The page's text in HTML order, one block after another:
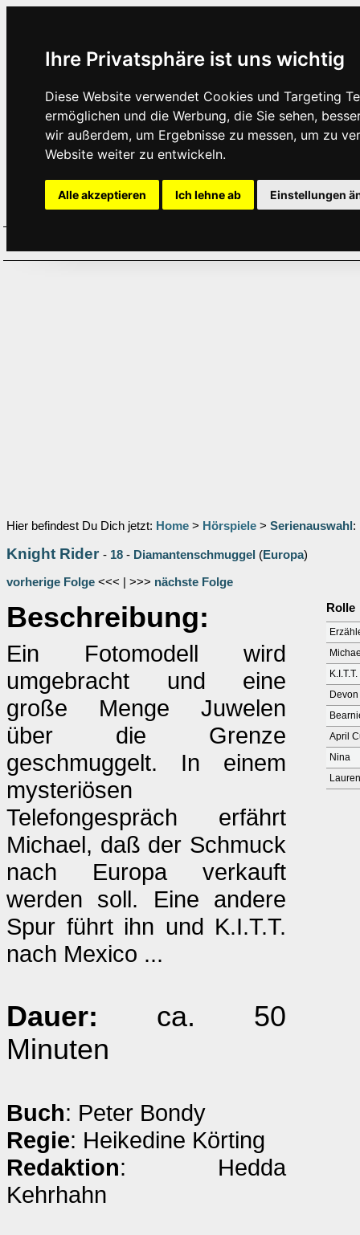
Ihre Privatsphäre ist uns wichtig
Diese Website verwendet Cookies und Targeting
ermöglichen und die Werbung, die Sie sehen,
wir außerdem, um Ergebnisse zu messen, um zu
Website weiter zu entwickeln.
Alle akzeptieren Ich lehne ab Einstellungen
Hier befindest Du Dich jetzt: Home > Hörspiele > Serienauswahl :
Knight Rider - 18 - Diamantenschmuggel (Europa)
vorherige Folge <<< | >>> nächste Folge
Beschreibung:
Ein Fotomodell wird
umgebracht und eine
große Menge Juwelen
über die Grenze
geschmuggelt. In einem
mysteriösen
Telefongespräch erfährt
Michael, daß der Schmuck
nach Europa verkauft
werden soll. Eine andere
Spur führt ihn und K.I.T.T.
nach Mexico ...
Dauer: ca. 50
Minuten
Buch: Peter Bondy
Regie: Heikedine Körting
Redaktion: Hedda
Kehrhahn
Rolle
K.I.T.T.
April
Nina
Lauren